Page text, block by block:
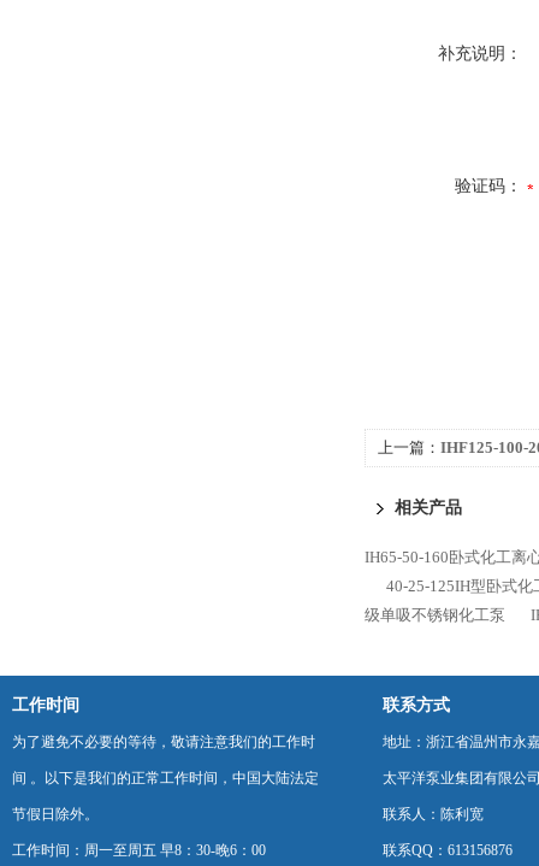
补充说明：
验证码：
上一篇： IHF125-100-
相关产品
IH65-50-160卧式化工离
40-25-125IH型卧式化
级单吸不锈钢化工泵
工作时间
为了避免不必要的等待，敬请注意我们的工作时
间 。以下是我们的正常工作时间，中国大陆法定
节假日除外。
工作时间：周一至周五 早8：30-晚6：00
联系方式
地址：浙江省温州市永
太平洋泵业集团有限公
联系人：陈利宽
联系QQ：613156876